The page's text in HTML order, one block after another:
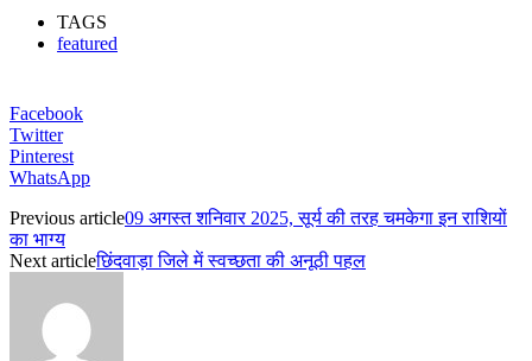
TAGS
featured
Facebook
Twitter
Pinterest
WhatsApp
Previous article09 अगस्त शनिवार 2025, सूर्य की तरह चमकेगा इन राशियों
का भाग्य
Next articleछिंदवाड़ा जिले में स्वच्छता की अनूठी पहल